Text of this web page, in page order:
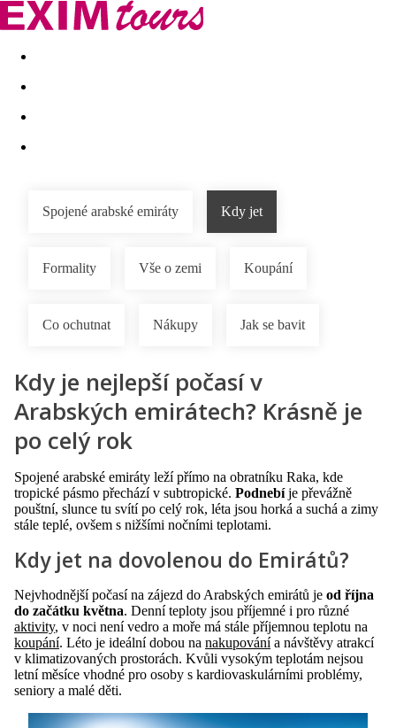
Akční nabídky Last minute
Spojené arabské emiráty Kdy jet
Formality Vše o zemi Koupání
Co ochutnat Nákupy Jak se bavit
Kdy je nejlepší počasí v
Arabských emirátech? Krásně je
po celý rok
Spojené arabské emiráty leží přímo na obratníku Raka, kde
tropické pásmo přechází v subtropické. Podnebíje převážně
pouštní, slunce tu svítí po celý rok, léta jsou horká a suchá a zimy
stále teplé, ovšem s nižšími nočními teplotami.
Kdy jet na dovolenou do Emirátů?
Nejvhodnější počasí na zájezd do Arabských emirátů je od října
do začátku května. Denní teploty jsou příjemné i pro různé
aktivity, v noci není vedro a moře má stále příjemnou teplotu na
koupání. Léto je ideální dobou na nakupovánía návštěvy atrakcí
v klimatizovaných prostorách. Kvůli vysokým teplotám nejsou
letní měsíce vhodné pro osoby s kardiovaskulárními problémy,
seniory a malé děti.